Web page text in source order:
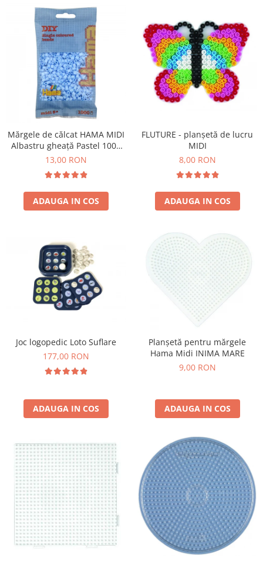
Mărgele de călcat HAMA MIDI
Albastru gheață Pastel 1000
buc în punguliță
13,00 RON
ADAUGA IN COS
FLUTURE - planșetă de lucru
MIDI
8,00 RON
ADAUGA IN COS
Joc logopedic Loto Suflare
177,00 RON
ADAUGA IN COS
Planșetă pentru mărgele
Hama Midi INIMA MARE
9,00 RON
ADAUGA IN COS